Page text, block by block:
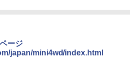
ージ
japan/mini4wd/index.html